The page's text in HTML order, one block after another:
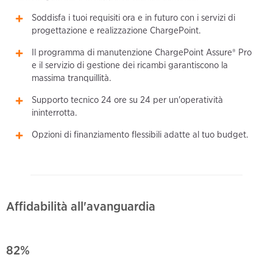
Soddisfa i tuoi requisiti ora e in futuro con i servizi di
progettazione e realizzazione ChargePoint.
Il programma di manutenzione ChargePoint Assure® Pro
e il servizio di gestione dei ricambi garantiscono la
massima tranquillità.
Supporto tecnico 24 ore su 24 per un'operatività
ininterrotta.
Opzioni di finanziamento flessibili adatte al tuo budget.
Affidabilità all'avanguardia
82%